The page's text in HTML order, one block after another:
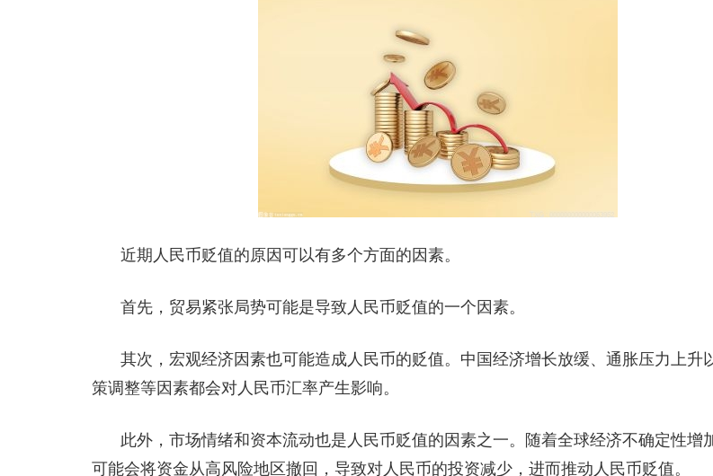
近期人民币贬值的原因可以有多个方面的因素。
首先，贸易紧张局势可能是导致人民币贬值的一个因素。
其次，宏观经济因素也可能造成人民币的贬值。中国经济增长放缓、通胀压力上升
策调整等因素都会对人民币汇率产生影响。
此外，市场情绪和资本流动也是人民币贬值的因素之一。随着全球经济不确定性增
可能会将资金从高风险地区撤回，导致对人民币的投资减少，进而推动人民币贬值。